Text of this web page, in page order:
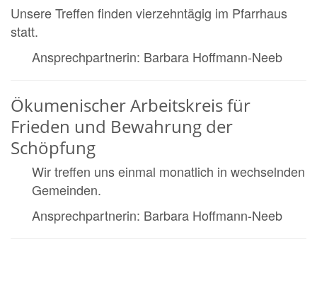
Unsere Treffen finden vierzehntägig im Pfarrhaus
statt.
Ansprechpartnerin: Barbara Hoffmann-Neeb
Ökumenischer Arbeitskreis für
Frieden und Bewahrung der
Schöpfung
Wir treffen uns einmal monatlich in wechselnden
Gemeinden.
Ansprechpartnerin: Barbara Hoffmann-Neeb